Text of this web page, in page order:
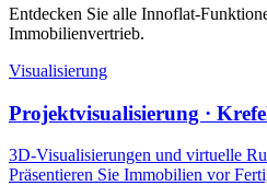
Entdecken Sie alle Innoflat-
Immobilienvertrieb.
Visualisierung
Projektvisualisierung ·
3D-Visualisierungen und virtuelle
Präsentieren Sie Immobilien vor